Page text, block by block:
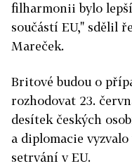
filharmonii bylo
součástí EU," sdělil
Mareček.
Britové budou o
rozhodovat 23.
desítek českých
a diplomacie
setrvání v EU.